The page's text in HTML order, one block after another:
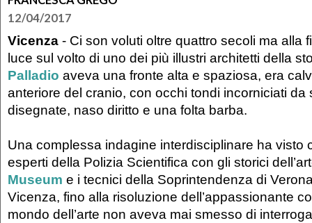
12/04/2017
Vicenza - Ci son voluti oltre quattro secoli ma alla
luce sul volto di uno dei più illustri architetti della
Palladio aveva una fronte alta e spaziosa, era
anteriore del cranio, con occhi tondi incorniciati da
disegnate, naso diritto e una folta barba.
Una complessa indagine interdisciplinare ha visto
esperti della Polizia Scientifica con gli storici
Museum e i tecnici della Soprintendenza di
Vicenza, fino alla risoluzione dell’appassionante
mondo dell’arte non aveva mai smesso di